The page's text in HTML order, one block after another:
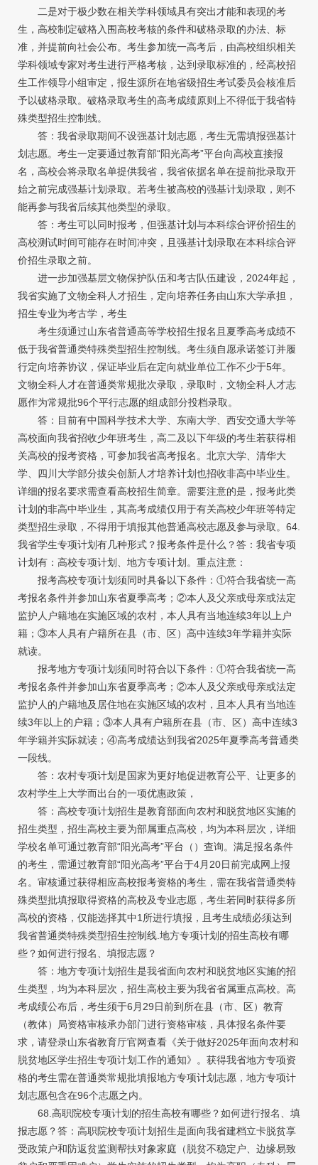
二是对于极少数在相关学科领域具有突出才能和表现的考
生，高校制定破格入围高校考核的条件和破格录取的办法、标
准，并提前向社会公布。考生参加统一高考后，由高校组织相关
学科领域专家对考生进行严格考核，达到录取标准的，经高校招
生工作领导小组审定，报生源所在地省级招生考试委员会核准后
予以破格录取。破格录取考生的高考成绩原则上不得低于我省特
殊类型招生控制线。
答：我省录取期间不设强基计划志愿，考生无需填报强基计
划志愿。考生一定要通过教育部“阳光高考”平台向高校直接报
名，高校会将录取名单提供我省，我省依据名单在提前批录取开
始之前完成强基计划录取。若考生被高校的强基计划录取，则不
能再参与我省后续其他类型的录取。
答：考生可以同时报考，但强基计划与本科综合评价招生的
高校测试时间可能存在时间冲突，且强基计划录取在本科综合评
价招生录取之前。
进一步加强基层文物保护队伍和考古队伍建设，2024年起，
我省实施了文物全科人才招生，定向培养任务由山东大学承担，
招生专业为考古学，考生
考生须通过山东省普通高等学校招生报名且夏季高考成绩不
低于我省普通类特殊类型招生控制线。考生须自愿承诺签订并履
行定向培养协议，保证毕业后在定向就业单位工作不少于5年。
文物全科人才在普通类常规批次录取，录取时，文物全科人才志
愿作为常规批96个平行志愿的组成部分投档录取。
答：目前有中国科学技术大学、东南大学、西安交通大学等
高校面向我省招收少年班考生，高二及以下年级的考生若获得相
关高校的报考资格，可参加我省高考报名。北京大学、清华大
学、四川大学部分拔尖创新人才培养计划也招收非高中毕业生。
详细的报名要求需查看高校招生简章。需要注意的是，报考此类
计划的非高中毕业生，其高考成绩仅用于有关高校少年班等特定
类型招生录取，不得用于填报其他普通高校志愿及参与录取。64.
我省学生专项计划有几种形式？报考条件是什么？答：我省专项
计划有：高校专项计划、地方专项计划。重点注意：
报考高校专项计划须同时具备以下条件：①符合我省统一高
考报名条件并参加山东省夏季高考；②本人及父亲或母亲或法定
监护人户籍地在实施区域的农村，本人具有当地连续3年以上户
籍；③本人具有户籍所在县（市、区）高中连续3年学籍并实际
就读。
报考地方专项计划须同时符合以下条件：①符合我省统一高
考报名条件并参加山东省夏季高考；②本人及父亲或母亲或法定
监护人的户籍地及居住地在实施区域的农村，且本人具有当地连
续3年以上的户籍；③本人具有户籍所在县（市、区）高中连续3
年学籍并实际就读；④高考成绩达到我省2025年夏季高考普通类
一段线。
答：农村专项计划是国家为更好地促进教育公平、让更多的
农村学生上大学而出台的一项优惠政策，
答：高校专项计划招生是教育部面向农村和脱贫地区实施的
招生类型，招生高校主要为部属重点高校，均为本科层次，详细
学校名单可通过教育部“阳光高考”平台（）查询。满足报名条件
的考生，需通过教育部“阳光高考”平台于4月20日前完成网上报
名。审核通过获得相应高校报考资格的考生，需在我省普通类特
殊类型批填报取得资格的高校及专业志愿，考生若同时获得多所
高校的资格，仅能选择其中1所进行填报，且考生成绩必须达到
我省普通类特殊类型招生控制线.地方专项计划的招生高校有哪
些？如何进行报名、填报志愿？
答：地方专项计划招生是我省面向农村和脱贫地区实施的招
生类型，均为本科层次，招生高校主要为我省省属重点高校。高
考成绩公布后，考生须于6月29日前到所在县（市、区）教育
（教体）局资格审核承办部门进行资格审核，具体报名条件要
求，请登录山东省教育厅官网查看《关于做好2025年面向农村和
脱贫地区学生招生专项计划工作的通知》。获得我省地方专项资
格的考生需在普通类常规批填报地方专项计划志愿，地方专项计
划志愿包含在96个志愿之内。
68.高职院校专项计划的招生高校有哪些？如何进行报名、填
报志愿？答：高职院校专项计划招生是面向我省建档立卡脱贫享
受政策户和防返贫监测帮扶对象家庭（脱贫不稳定户、边缘易致